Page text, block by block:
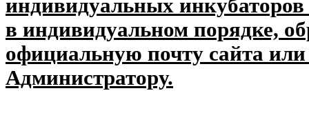
индивидуальных
в индивидуальном порядке,
официальную почту сайта
Администратору.